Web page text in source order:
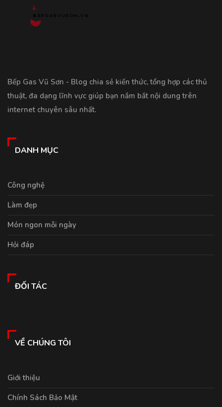
Bếp Gas Vũ Sơn - Blog chia sẻ kiến thức, tổng hợp các thủ
thuật, đa dạng lĩnh vực giúp bạn nắm bắt nội dung trên
internet chuyên sâu nhất.
DANH MỤC
Công nghệ
Làm đẹp
Món ngon mỗi ngày
Hỏi đáp
ĐỐI TÁC
VỀ CHÚNG TÔI
Giới thiệu
Chính Sách Bảo Mật